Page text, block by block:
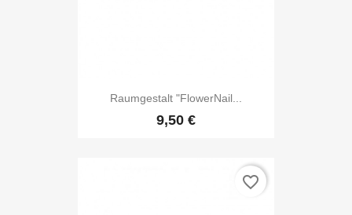
Raumgestalt "FlowerNail...
9,50 €
favorite_border